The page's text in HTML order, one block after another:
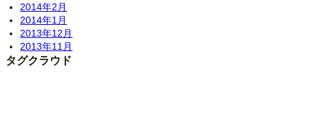
2014年2月
2014年1月
2013年12月
2013年11月
タグクラウド